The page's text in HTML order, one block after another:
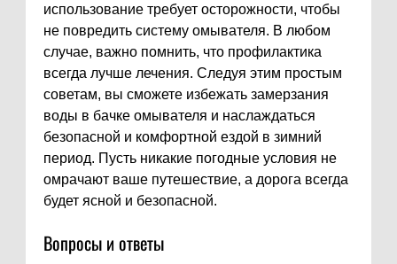
использование требует осторожности, чтобы
не повредить систему омывателя. В любом
случае, важно помнить, что профилактика
всегда лучше лечения. Следуя этим простым
советам, вы сможете избежать замерзания
воды в бачке омывателя и наслаждаться
безопасной и комфортной ездой в зимний
период. Пусть никакие погодные условия не
омрачают ваше путешествие, а дорога всегда
будет ясной и безопасной.
Вопросы и ответы